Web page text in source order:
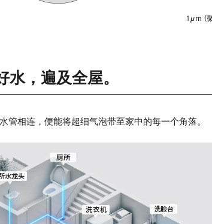
水，遍及全屋。
管相连，便能将超细气泡带至家中的每一个角落。